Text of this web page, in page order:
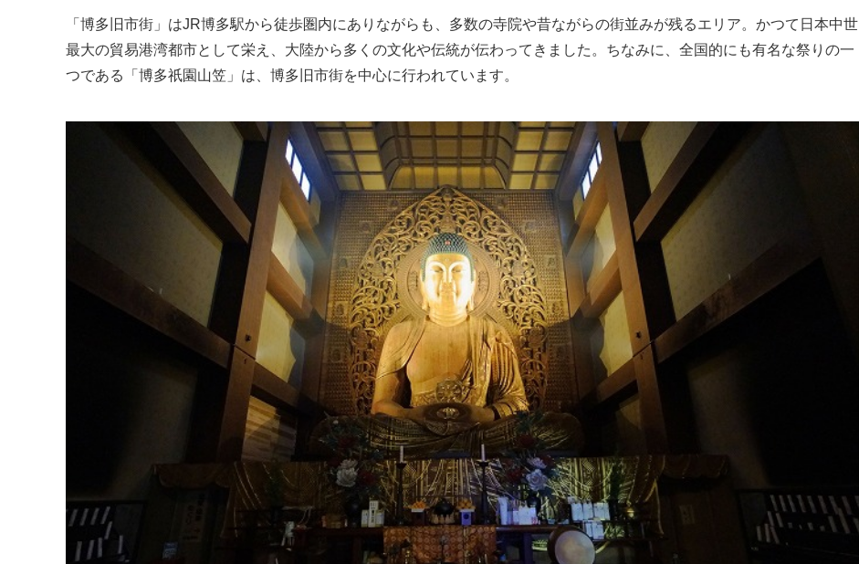
「博多旧市街」はJR博多駅から徒歩圏内にありながらも、多数の寺院や昔ながらの街並みが残るエリア。かつて日本中世
最大の貿易港湾都市として栄え、大陸から多くの文化や伝統が伝わってきました。ちなみに、全国的にも有名な祭りの一
つである「博多祇園山笠」は、博多旧市街を中心に行われています。